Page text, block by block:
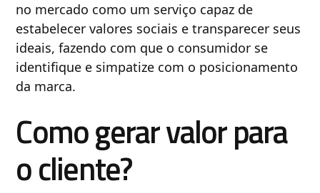
no mercado como um serviço capaz de
estabelecer valores sociais e transparecer seus
ideais, fazendo com que o consumidor se
identifique e simpatize com o posicionamento
da marca.
Como gerar valor para
o cliente?